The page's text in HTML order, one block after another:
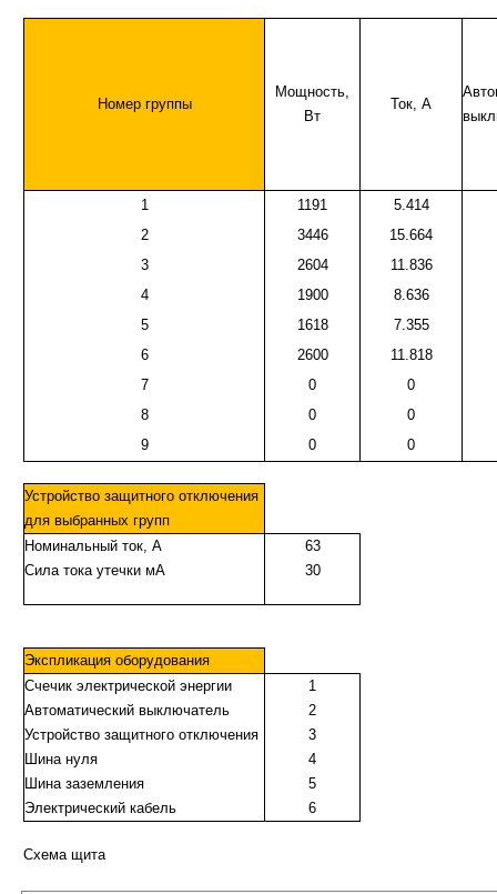
Номер группы
Мощность,
Вт
Ток, А
1 1191
5.414
2
3446
15.664
3
2604
11.836
4
1900
8.636
5
1618
7.355
6
2600
11.818
7
0
0
8
0
0
9
0 0
Устройство защитного отключения
для выбранных групп
Номинальный ток, А
63
Сила тока утечки мА
30
Экспликация оборудования
Счечик электрической энергии
1
Автоматический выключатель
2
Устройство защитного отключения
3
Шина нуля
4
Шина заземления
5
Электрический кабель
6
Схема щита